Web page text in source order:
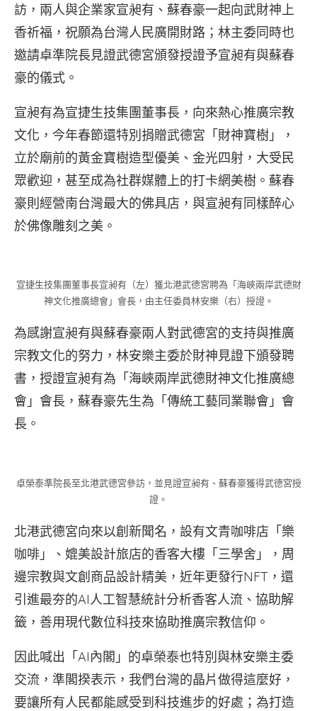
訪，兩人與企業家宣昶有、蘇春豪一起向武財神上
香祈福，祝願為台灣人民廣開財路；林主委同時也
邀請卓準院長見證武德宮頒發授證予宣昶有與蘇春
豪的儀式。
宣昶有為宣捷生技集團董事長，向來熱心推廣宗教
文化，今年春節還特別捐贈武德宮「財神寶樹」，
立於廟前的黃金寶樹造型優美、金光四射，大受民
眾歡迎，甚至成為社群媒體上的打卡網美樹。蘇春
豪則經營南台灣最大的佛具店，與宣昶有同樣醉心
於佛像雕刻之美。
宣捷生技集團董事長宣昶有（左）獲北港武德宮聘為「海峽兩岸武德財
神文化推廣總會」會長，由主任委員林安樂（右）授證。
為感謝宣昶有與蘇春豪兩人對武德宮的支持與推廣
宗教文化的努力，林安樂主委於財神見證下頒發聘
書，授證宣昶有為「海峽兩岸武德財神文化推廣總
會」會長，蘇春豪先生為「傳統工藝同業聯會」會
長。
卓榮泰準院長至北港武德宮參訪，並見證宣昶有、蘇春豪獲得武德宮授
證。
北港武德宮向來以創新聞名，設有文青咖啡店「樂
咖啡」、媲美設計旅店的香客大樓「三學舍」，周
邊宗教與文創商品設計精美，近年更發行NFT，還
引進最夯的AI人工智慧統計分析香客人流、協助解
籤，善用現代數位科技來協助推廣宗教信仰。
因此喊出「AI內閣」的卓榮泰也特別與林安樂主委
交流，準閣揆表示，我們台灣的晶片做得這麼好，
要讓所有人民都能感受到科技進步的好處；為打造